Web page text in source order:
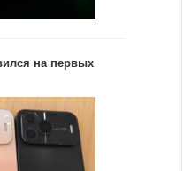
на первых